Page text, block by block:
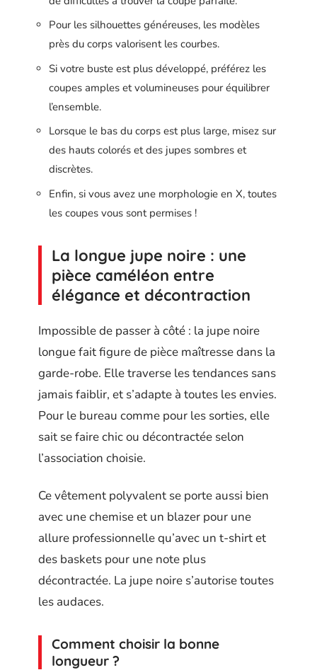
Pour les silhouettes généreuses, les modèles
près du corps valorisent les courbes.
Si votre buste est plus développé, préférez les
coupes amples et volumineuses pour équilibrer
l’ensemble.
Lorsque le bas du corps est plus large, misez sur
des hauts colorés et des jupes sombres et
discrètes.
Enfin, si vous avez une morphologie en X, toutes
les coupes vous sont permises !
La longue jupe noire : une
pièce caméléon entre
élégance et décontraction
Impossible de passer à côté : la jupe noire
longue fait figure de pièce maîtresse dans la
garde-robe. Elle traverse les tendances sans
jamais faiblir, et s’adapte à toutes les envies.
Pour le bureau comme pour les sorties, elle
sait se faire chic ou décontractée selon
l’association choisie.
Ce vêtement polyvalent se porte aussi bien
avec une chemise et un blazer pour une
allure professionnelle qu’avec un t-shirt et
des baskets pour une note plus
décontractée. La jupe noire s’autorise toutes
les audaces.
Comment choisir la bonne
longueur ?